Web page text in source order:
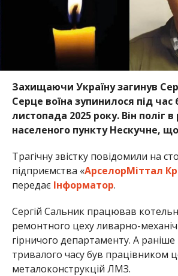
Захищаючи Україну загинув
Серце воїна зупинилося під час
листопада 2025 року. Він поліг в
населеного пункту Нескучне,
Трагічну звістку повідомили на
підприємства «АрселорМіттал
передає Інформатор.
Сергій Сальник працював
ремонтного цеху ливарно-
гірничого департаменту. А
тривалого часу був працівником
металоконструкцій ЛМЗ.